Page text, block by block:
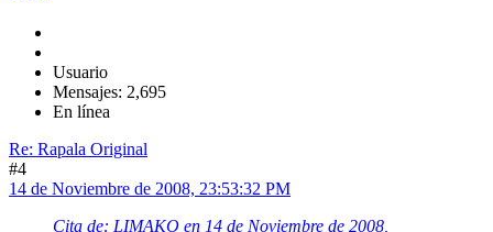
Usuario
Mensajes: 2,695
En línea
Re: Rapala Original
#4
14 de Noviembre de 2008, 23:53:32 PM
Cita de: LIMAKO en 14 de Noviembre de 2008,